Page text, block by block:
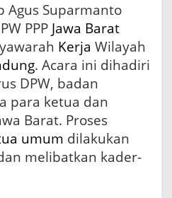
Agus Suparmanto
PPP Jawa Barat
Kerja Wilayah
. Acara ini dihadiri
DPW, badan
para ketua dan
Barat. Proses
umum dilakukan
melibatkan kader-